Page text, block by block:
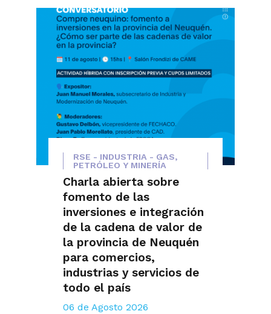
RSE - INDUSTRIA - GAS,
PETRÓLEO Y MINERÍA
Charla abierta sobre
fomento de las
inversiones e integración
de la cadena de valor de
la provincia de Neuquén
para comercios,
industrias y servicios de
todo el país
06 de Agosto 2026